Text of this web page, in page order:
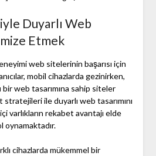
Duyarlı Web
Etmek
web sitelerinin başarısı için
mobil cihazlarda gezinirken,
bir web tasarımına sahip siteler
ile duyarlı web tasarımını
varlıkların rekabet avantajı elde
oynamaktadır.
cihazlarda mükemmel bir